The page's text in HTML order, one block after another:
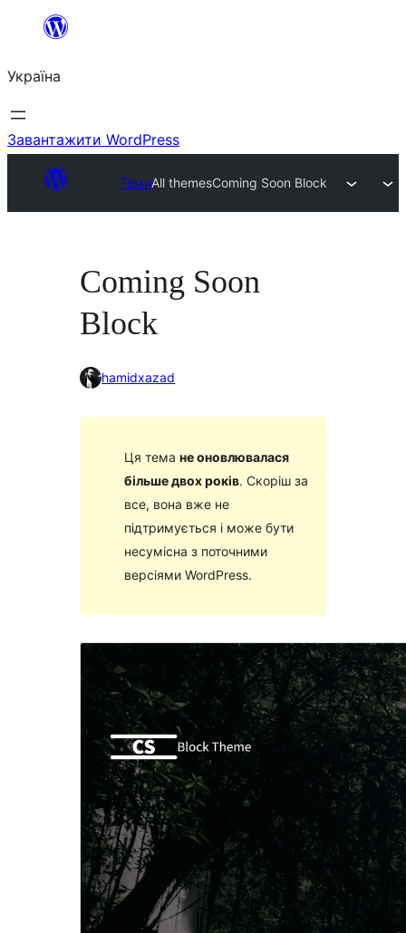
Перейти
вмісту
Україна
Завантажити WordPress
ТемиAll themesComing Soon Block
Coming Soon
Block
hamidxazad
Ця тема не оновлювалася
більше двох років. Скоріш за
все, вона вже не
підтримується і може бути
несумісна з поточними
версіями WordPress.